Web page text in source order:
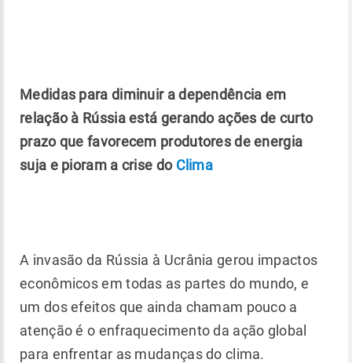
Medidas para diminuir a dependência em
relação à Rússia está gerando ações de curto
prazo que favorecem produtores de energia
suja e pioram a crise do Clima
A invasão da Rússia à Ucrânia gerou impactos
econômicos em todas as partes do mundo, e
um dos efeitos que ainda chamam pouco a
atenção é o enfraquecimento da ação global
para enfrentar as mudanças do clima.